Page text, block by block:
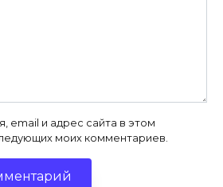
email и адрес сайта в этом
моих комментариев.